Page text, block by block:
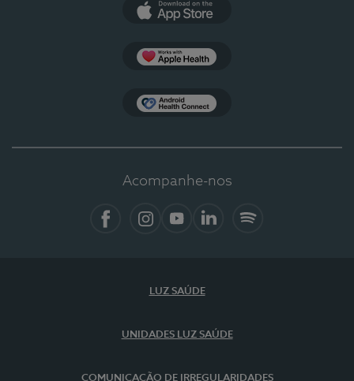
Acompanhe-nos
LUZ SAÚDE
UNIDADES LUZ SAÚDE
COMUNICAÇÃO DE IRREGULARIDADES